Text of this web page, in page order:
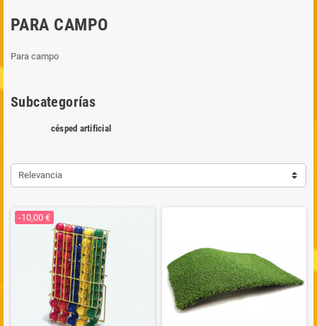
PARA CAMPO
Para campo
Subcategorías
césped artificial
Relevancia
-10,00 €